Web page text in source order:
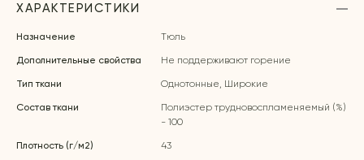
ХАРАКТЕРИСТИКИ
Назначение Тюль
Дополнительные свойства Не поддерживают горение
Тип ткани Однотонные, Широкие
Состав ткани
Полиэстер трудновоспламеняемый (%)
- 100
Плотность (г/м2) 43